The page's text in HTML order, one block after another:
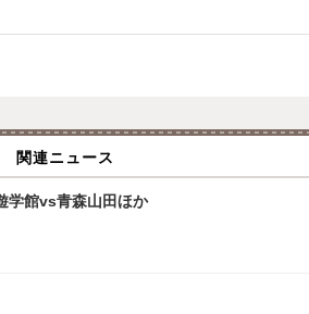
関連ニュース
学館vs青森山田ほか